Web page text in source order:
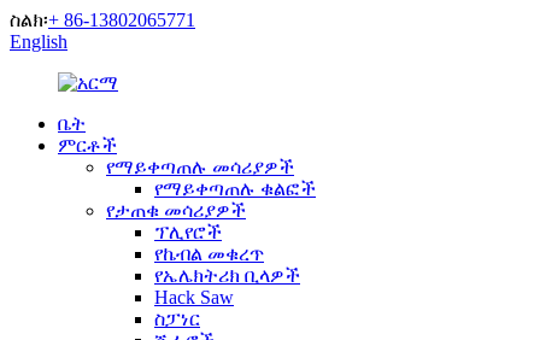
ስልክ፡+ 86-13802065771
English
ቤት
ምርቶች
የማይቀጣጠሉ መሳሪያዎች
የማይቀጣጠሉ ቁልፎች
የታጠቁ መሳሪያዎች
ፕሊየሮች
የኬብል መቁረጥ
የኤሌክትሪክ ቢላዎች
Hack Saw
ስፓነር